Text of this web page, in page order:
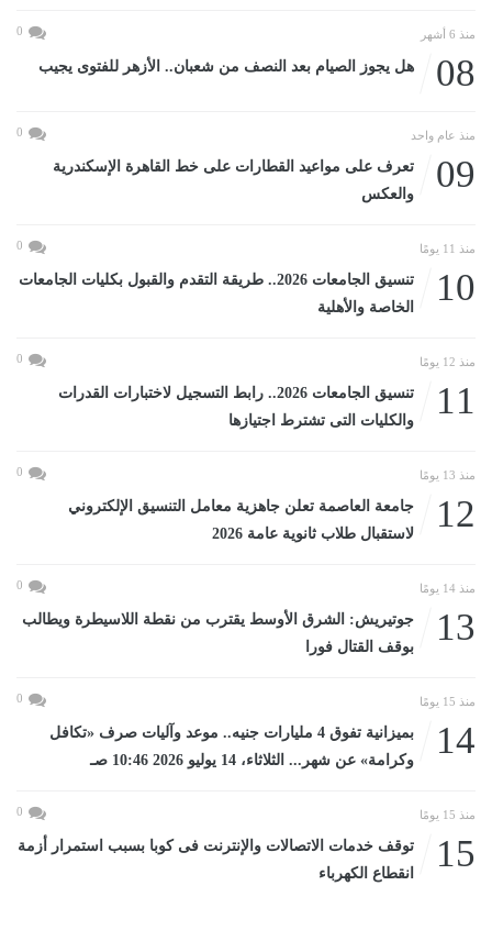
منذ 6 أشهر 0
08 هل يجوز الصيام بعد النصف من شعبان.. الأزهر للفتوى يجيب
منذ عام واحد 0
09
تعرف على مواعيد القطارات على خط القاهرة الإسكندرية
والعكس
منذ 11 يومًا 0
10
تنسيق الجامعات 2026.. طريقة التقدم والقبول بكليات الجامعات
الخاصة والأهلية
منذ 12 يومًا 0
11
تنسيق الجامعات 2026.. رابط التسجيل لاختبارات القدرات
والكليات التى تشترط اجتيازها
منذ 13 يومًا 0
12
جامعة العاصمة تعلن جاهزية معامل التنسيق الإلكتروني
لاستقبال طلاب ثانوية عامة 2026
منذ 14 يومًا 0
13
جوتيريش: الشرق الأوسط يقترب من نقطة اللاسيطرة ويطالب
بوقف القتال فورا
منذ 15 يومًا 0
14
بميزانية تفوق 4 مليارات جنيه.. موعد وآليات صرف «تكافل
وكرامة» عن شهر... الثلاثاء، 14 يوليو 2026 10:46 صـ
منذ 15 يومًا 0
15
توقف خدمات الاتصالات والإنترنت فى كوبا بسبب استمرار أزمة
انقطاع الكهرباء